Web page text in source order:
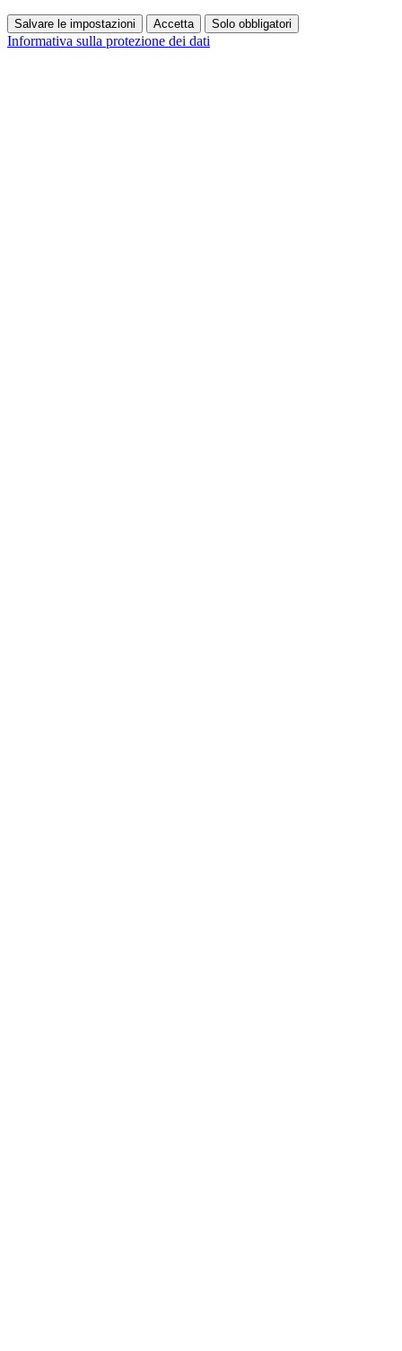
Salvare le impostazioni Accetta Solo obbligatori
Informativa sulla protezione dei dati